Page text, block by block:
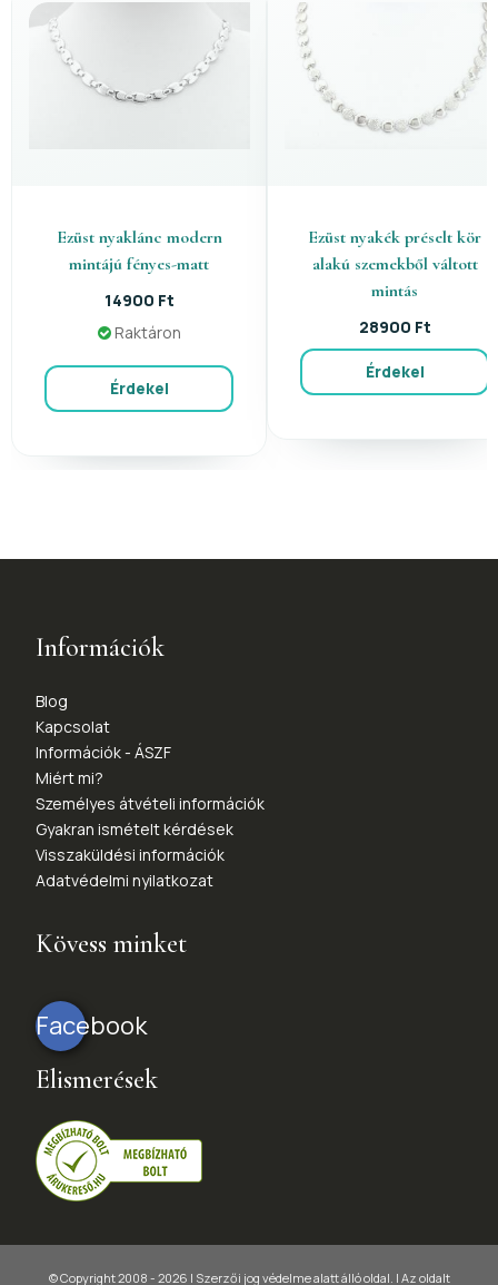
Ezüst nyaklánc modern
mintájú fényes-matt
14900 Ft
Raktáron
Érdekel
Ezüst nyakék préselt kör
alakú szemekből váltott
mintás
28900 Ft
Érdekel
Információk
Blog
Kapcsolat
Információk - ÁSZF
Miért mi?
Személyes átvételi információk
Gyakran ismételt kérdések
Visszaküldési információk
Adatvédelmi nyilatkozat
Kövess minket
Facebook
Elismerések
© Copyright 2008 - 2026 | Szerzői jog védelme alatt álló oldal. | Az oldalt